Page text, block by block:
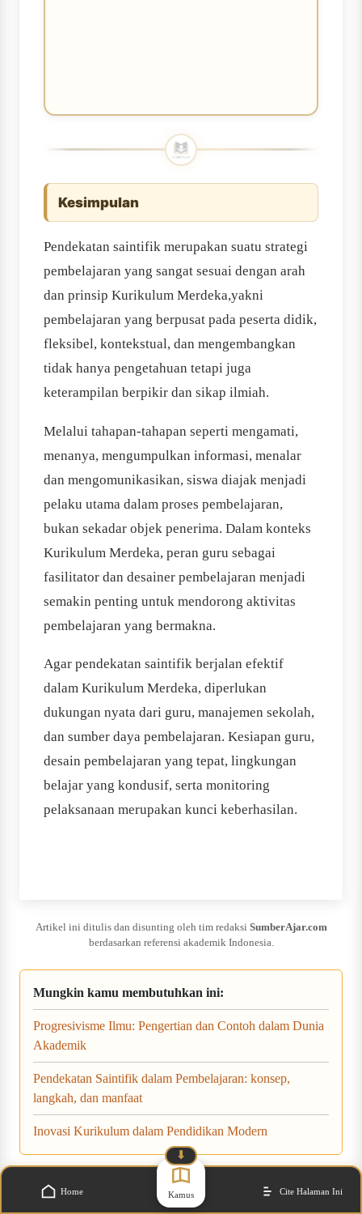
Kesimpulan
Pendekatan saintifik merupakan suatu strategi
pembelajaran yang sangat sesuai dengan arah
dan prinsip Kurikulum Merdeka,yakni
pembelajaran yang berpusat pada peserta didik,
fleksibel, kontekstual, dan mengembangkan
tidak hanya pengetahuan tetapi juga
keterampilan berpikir dan sikap ilmiah.
Melalui tahapan-tahapan seperti mengamati,
menanya, mengumpulkan informasi, menalar
dan mengomunikasikan, siswa diajak menjadi
pelaku utama dalam proses pembelajaran,
bukan sekadar objek penerima. Dalam konteks
Kurikulum Merdeka, peran guru sebagai
fasilitator dan desainer pembelajaran menjadi
semakin penting untuk mendorong aktivitas
pembelajaran yang bermakna.
Agar pendekatan saintifik berjalan efektif
dalam Kurikulum Merdeka, diperlukan
dukungan nyata dari guru, manajemen sekolah,
dan sumber daya pembelajaran. Kesiapan guru,
desain pembelajaran yang tepat, lingkungan
belajar yang kondusif, serta monitoring
pelaksanaan merupakan kunci keberhasilan.
Artikel ini ditulis dan disunting oleh tim redaksi SumberAjar.com
berdasarkan referensi akademik Indonesia.
Mungkin kamu membutuhkan ini:
Progresivisme Ilmu: Pengertian dan Contoh dalam Dunia
Akademik
Pendekatan Saintifik dalam Pembelajaran: konsep,
langkah, dan manfaat
Inovasi Kurikulum dalam Pendidikan Modern
⬇
Home Kamus Cite Halaman Ini